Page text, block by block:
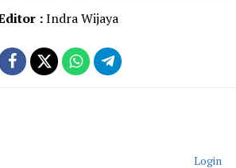
:Indra Wijaya
Login